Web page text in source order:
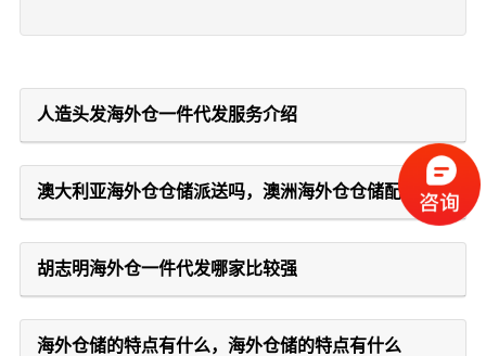
人造头发海外仓一件代发服务介绍
澳大利亚海外仓仓储派送吗，澳洲海外仓仓储配
胡志明海外仓一件代发哪家比较强
海外仓储的特点有什么，海外仓储的特点有什么